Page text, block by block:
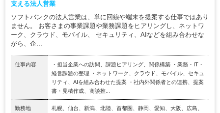
支える法人営業
ソフトバンクの法人営業は、単に回線や端末を提案する仕事ではあり
ません。 お客さまの事業課題や業務課題をヒアリングし、ネットワ
ーク、クラウド、モバイル、 セキュリティ、AIなどを組み合わせな
がら、企...
仕事内容
・担当企業への訪問、課題ヒアリング、関係構築 ・業務・IT・
経営課題の整理 ・ネットワーク、クラウド、モバイル、セキュ
リティ、AIを組み合わせた提案 ・社内外関係者との連携、提案
書・見積作成、商談推...
勤務地
札幌、仙台、新潟、北陸、首都圏、静岡、愛知、大阪、広島、